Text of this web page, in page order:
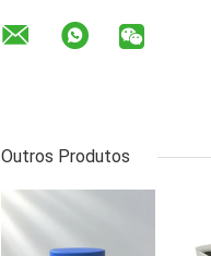
Outros Produtos